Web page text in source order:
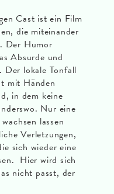
Cast ist ein Film
die miteinander
Der Humor
Absurde und
Der lokale Tonfall
mit Händen
in dem keine
Nur eine
lassen
Verletzungen,
sich wieder eine
Hier wird sich
nicht passt, der